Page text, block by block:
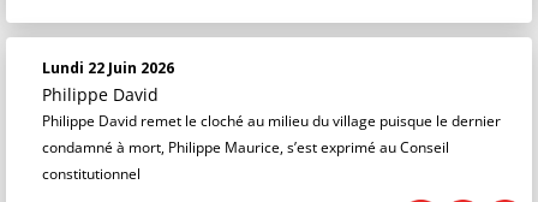
Lundi 22 Juin 2026
Philippe David
Philippe David remet le cloché au milieu du village puisque le dernier
condamné à mort, Philippe Maurice, s’est exprimé au Conseil
constitutionnel